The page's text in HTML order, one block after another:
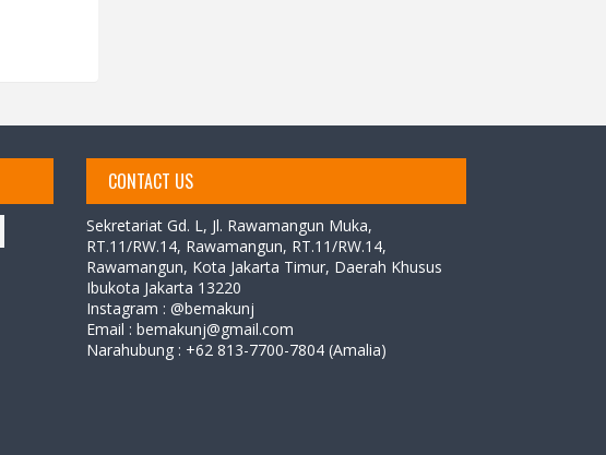
CONTACT US
Sekretariat Gd. L, Jl. Rawamangun Muka,
RT.11/RW.14, Rawamangun, RT.11/RW.14,
Rawamangun, Kota Jakarta Timur, Daerah Khusus
Ibukota Jakarta 13220
Instagram : @bemakunj
Email : bemakunj@gmail.com
Narahubung : +62 813-7700-7804 (Amalia)